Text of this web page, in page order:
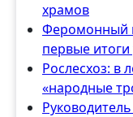
храмов
Феромонный
первые итоги
Рослесхоз: в
«народные